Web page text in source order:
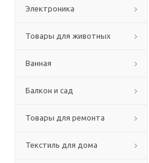
Электроника
Товары для животных
Ванная
Балкон и сад
Товары для ремонта
Текстиль для дома